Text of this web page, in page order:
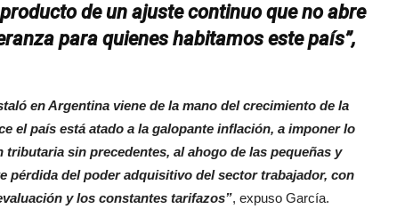
de un ajuste continuo que no abre
para quienes habitamos este país”,
en Argentina viene de la mano del crecimiento de la
el país está atado a la galopante inflación, a imponer lo
sin precedentes, al ahogo de las pequeñas y
pérdida del poder adquisitivo del sector trabajador, con
y los constantes tarifazos”, expuso García.